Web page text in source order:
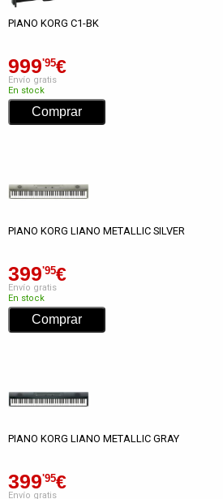
PIANO KORG C1-BK
999'95€
Envío gratis
En stock
PIANO KORG LIANO METALLIC SILVER
399'95€
Envío gratis
En stock
PIANO KORG LIANO METALLIC GRAY
399'95€
Envío gratis